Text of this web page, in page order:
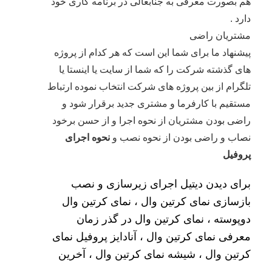
دارد .
مشتریان راضی
پیشنهاد ما برای شما این است که هر کدام از پروژه
های گذشته شرکت را که شما از سایت یا اینستا یا
تلگرام از بین پروژه های شرکت انتخاب نموده ارتباط
مستقیم با کارفرما و مشتری جدید برقرار شود و
راضی بودن مشتریان از نحوه اجرا و از حسن برخود
نصاب و راضی بودن از نحوه نصب و نحوه اجرای
پروفیل
برای دیدن دیتیل اجرای زیرسازی و نصب
بازسازی نمای کرتین وال ، نمای کرتین وال
دوپوسته ، نمای کرتین وال در گذر زمان
معرفی نمای کرتین وال ، آنادایز پروفیل نمای
کرتین وال ، شیشه نمای کرتین وال ، آخرین